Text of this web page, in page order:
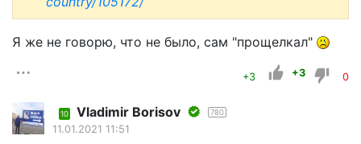
Я же не говорю, что не было, сам "прощелкал"
+3 +3 0
10 Vladimir Borisov 780
11.01.2021 11:51